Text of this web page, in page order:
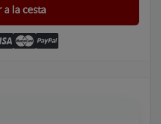
a la cesta